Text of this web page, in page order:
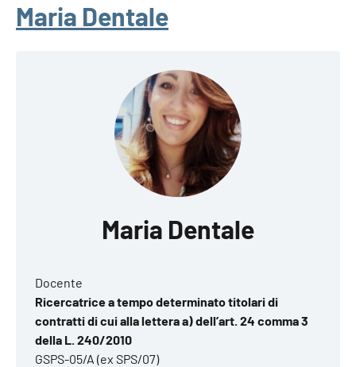
Maria Dentale
Maria Dentale
Docente
Ricercatrice a tempo determinato titolari di
contratti di cui alla lettera a) dell’art. 24 comma 3
della L. 240/2010
GSPS-05/A (ex SPS/07)